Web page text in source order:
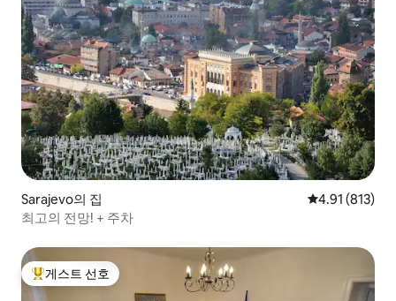
Sarajevo의 집 평점 4.91점(5
4.91 (813)
최고의 전망! + 주차
상위 게스트 선호
게스트 선호